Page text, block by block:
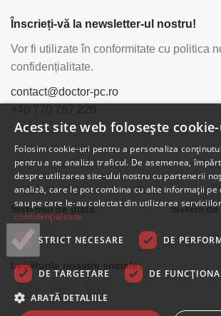
Înscrieți-vă la newsletter-ul nostru!
Vor fi utilizate în conformitate cu politica
confidențialitate.
contact@doctor-pc.ro
Sistemul de plată: Sistem de
Legăturile noastre sociale:
Acest site web folosește
Folosim cookie-uri pentru a personaliza
pentru a ne analiza traficul. De asemenea,
despre utilizarea site-ului nostru cu partenerii
analiză, care le pot combina cu alte informații
sau pe care le-au colectat din utilizarea
confidențialitate
STRICT NECESARE
DE
DE TARGETARE DE
ARATĂ DETALIILE